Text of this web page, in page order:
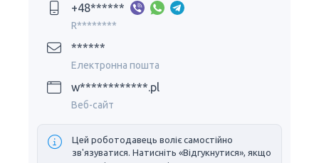
+48******
R********
******
Електронна пошта
w************.pl
Веб-сайт
Цей роботодавець воліє самостійно
зв'язуватися. Натисніть «Відгукнутися», якщо